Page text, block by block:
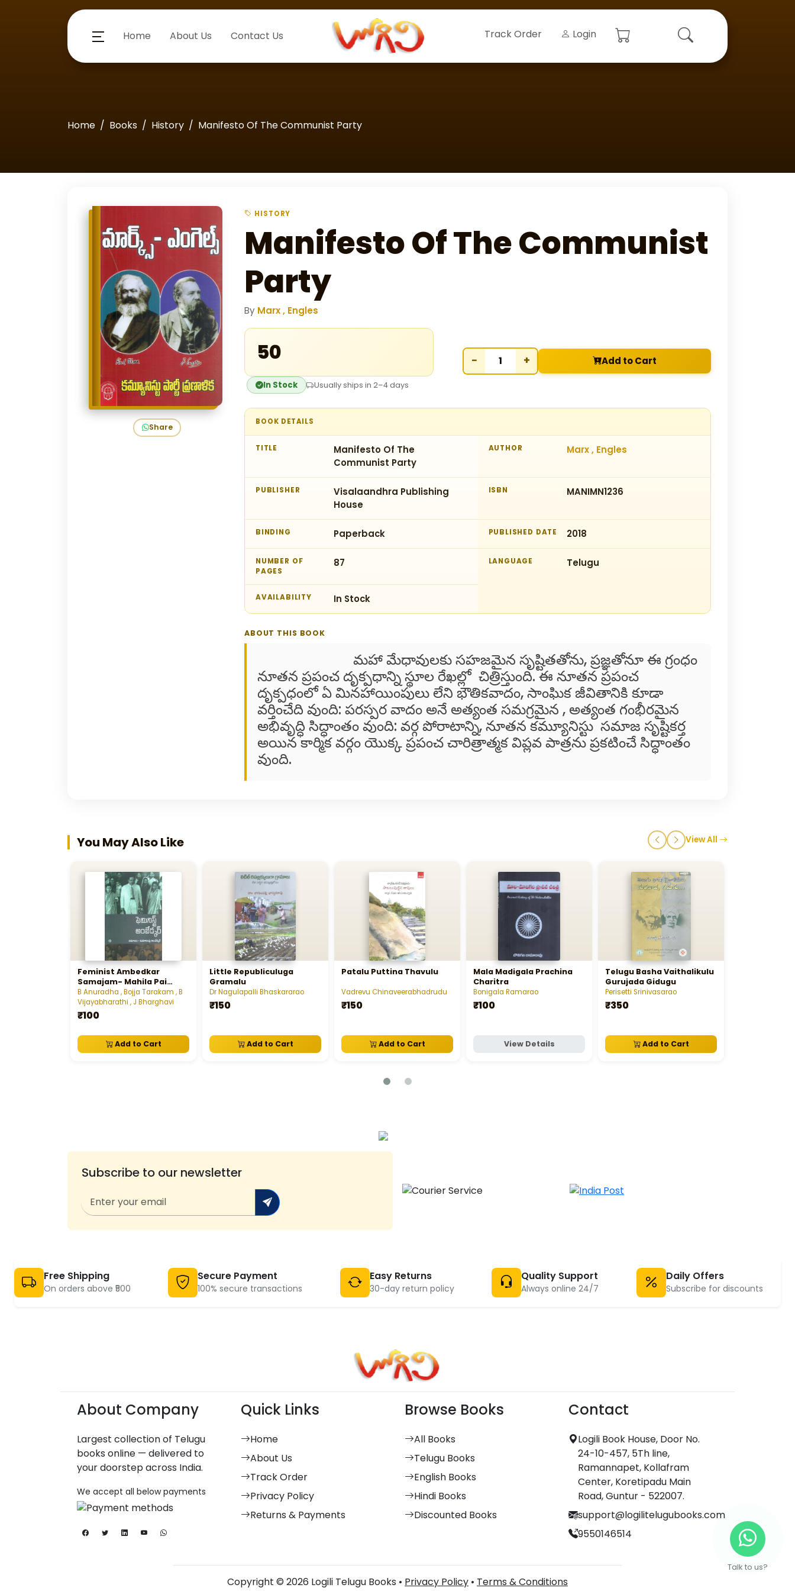
Home About Us Contact Us Track Order Login
Home Books History Manifesto Of The Communist Party
Share
HISTORY
Manifesto Of The Communist
Party
By Marx , Engles
₹50
In Stock Usually ships in 2–4 days
− + Add to Cart
BOOK DETAILS
TITLE
Manifesto Of The
Communist Party
AUTHOR Marx , Engles
PUBLISHER
Visalaandhra Publishing
House
ISBN MANIMN1236
BINDING Paperback PUBLISHED DATE 2018
NUMBER OF
PAGES
87 LANGUAGE Telugu
AVAILABILITY In Stock
ABOUT THIS BOOK
మహా మేధావులకు సహజమైన సృష్టితతోను, ప్రజ్ఞతోనూ ఈ గ్రంధం
నూతన ప్రపంచ దృక్పధాన్ని స్థూల రేఖల్లో చిత్రిస్తుంది. ఈ నూతన ప్రపంచ
దృక్పధంలో ఏ మినహాయింపులు లేని భౌతికవాదం, సాంఘిక జీవితానికి కూడా
వర్తించేది వుంది: పరస్పర వాదం అనే అత్యంత సమగ్రమైన , అత్యంత గంభీరమైన
అభివృద్ధి సిద్ధాంతం వుంది: వర్గ పోరాటాన్ని, నూతన కమ్యూనిస్టు సమాజ సృష్టికర్త
అయిన కార్మిక వర్గం యొక్క ప్రపంచ చారిత్రాత్మక విప్లవ పాత్రను ప్రకటించే సిద్ధాంతం
వుంది.
You May Also Like View All
Feminist Ambedkar
Samajam- Mahila Pai
Ambedkar
B Anuradha , Bojja Tarakam , B
Vijayabharathi , J Bharghavi
₹100
Add to Cart
Little Republiculuga
Gramalu
Dr Nagulapalli Bhaskararao
₹150
Add to Cart
Patalu Puttina Thavulu
Vadrevu Chinaveerabhadrudu
₹150
Add to Cart
Mala Madigala Prachina
Charitra
Bonigala Ramarao
₹100
View Details
Telugu Basha Vaithalikulu
Gurujada Gidugu
Perisetti Srinivasarao
₹350
Add to Cart
Subscribe to our newsletter
Free Shipping
On orders above ₹500
Secure Payment
100% secure transactions
Easy Returns
30-day return policy
Quality Support
Always online 24/7
Daily Offers
Subscribe for discounts
Talk to us?
About Company
Largest collection of Telugu
books online — delivered to
your doorstep across India.
We accept all below payments
Quick Links
Home
About Us
Track Order
Privacy Policy
Returns & Payments
Browse Books
All Books
Telugu Books
English Books
Hindi Books
Discounted Books
Contact
Logili Book House, Door No.
24-10-457, 5Th line,
Ramannapet, Kollafram
Center, Koretipadu Main
Road, Guntur - 522007.
support@logilitelugubooks.com
9550146514
Copyright © 2026 Logili Telugu Books • Privacy Policy • Terms & Conditions